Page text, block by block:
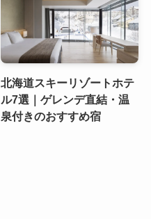
北海道スキーリゾートホテ
ル7選｜ゲレンデ直結・温
泉付きのおすすめ宿